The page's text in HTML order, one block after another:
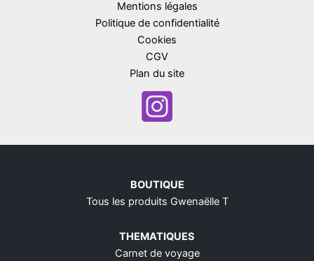
Mentions légales
Politique de confidentialité
Cookies
CGV
Plan du site
BOUTIQUE
Tous les produits Gwenaëlle T
THEMATIQUES
Carnet de voyage